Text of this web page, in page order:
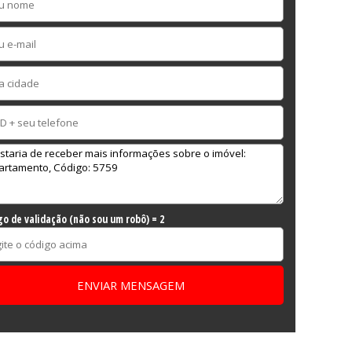
de validação (não sou um robô) = 2
ENVIAR MENSAGEM